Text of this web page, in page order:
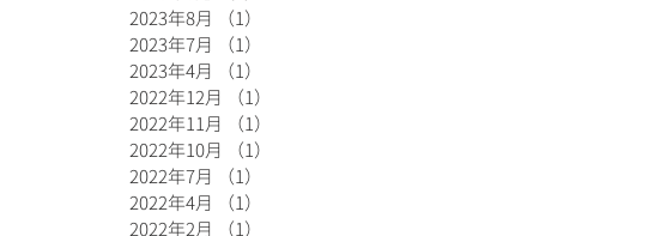
2023年8月
（1）
2023年7月
（1）
2023年4月
（1）
2022年12月
（1）
2022年11月
（1）
2022年10月
（1）
2022年7月
（1）
2022年4月
（1）
2022年2月
（1）